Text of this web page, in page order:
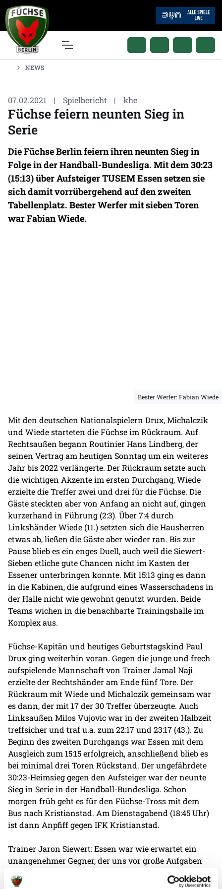
NEWS
07.02.2021 | Spielbericht | khe
Füchse feiern neunten Sieg in
Serie
Die Füchse Berlin feiern ihren neunten Sieg in
Folge in der Handball-Bundesliga. Mit dem 30:23
(15:13) über Aufsteiger TUSEM Essen setzen sie
sich damit vorrübergehend auf den zweiten
Tabellenplatz. Bester Werfer mit sieben Toren
war Fabian Wiede.
Bester Werfer: Fabian Wiede
Mit den deutschen Nationalspielern Drux, Michalczik
und Wiede starteten die Füchse im Rückraum. Auf
Rechtsaußen begann Routinier Hans Lindberg, der
seinen Vertrag am heutigen Sonntag um ein weiteres
Jahr bis 2022 verlängerte. Der Rückraum setzte auch
die wichtigen Akzente im ersten Durchgang, Wiede
erzielte die Treffer zwei und drei für die Füchse. Die
Gäste steckten aber von Anfang an nicht auf, gingen
kurzerhand in Führung (2:3). Über 7:4 durch
Linkshänder Wiede (11.) setzten sich die Hausherren
etwas ab, ließen die Gäste aber wieder ran. Bis zur
Pause blieb es ein enges Duell, auch weil die Siewert-
Sieben etliche gute Chancen nicht im Kasten der
Essener unterbringen konnte. Mit 15:13 ging es dann
in die Kabinen, die aufgrund eines Wasserschadens in
der Halle nicht wie gewohnt genutzt wurden. Beide
Teams wichen in die benachbarte Trainingshalle im
Komplex aus.
Füchse-Kapitän und heutiges Geburtstagskind Paul
Drux ging weiterhin voran. Gegen die junge und frech
aufspielende Mannschaft von Trainer Jamal Naji
erzielte der Rechtshänder am Ende fünf Tore. Der
Rückraum mit Wiede und Michalczik gemeinsam war
es dann, der mit 17 der 30 Treffer überzeugte. Auch
Linksaußen Milos Vujovic war in der zweiten Halbzeit
treffsicher und traf u.a. zum 22:17 und 23:17 (43.). Zu
Beginn des zweiten Durchgangs war Essen mit dem
Ausgleich zum 15:15 erfolgreich, anschließend blieb es
bei minimal drei Toren Rückstand. Der ungefährdete
30:23-Heimsieg gegen den Aufsteiger war der neunte
Sieg in Serie in der Handball-Bundesliga. Schon
morgen früh geht es für den Füchse-Tross mit dem
Bus nach Kristianstad. Am Dienstagabend (18:45 Uhr)
ist dann Anpfiff gegen IFK Kristianstad.
Trainer Jaron Siewert: Essen war wie erwartet ein
unangenehmer Gegner, der uns vor große Aufgaben
gestellt hat. Wir mussten den Rhythmus erstmal
wieder finden. Ich bin sehr froh darüber, dass wir